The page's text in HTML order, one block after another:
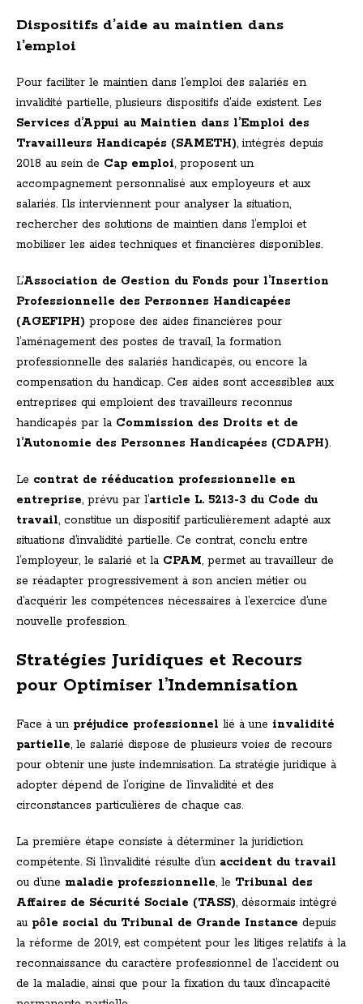
Dispositifs d’aide au maintien dans
l’emploi
Pour faciliter le maintien dans l’emploi des salariés en
invalidité partielle, plusieurs dispositifs d’aide existent. Les
Services d’Appui au Maintien dans l’Emploi des
Travailleurs Handicapés (SAMETH), intégrés depuis
2018 au sein de Cap emploi, proposent un
accompagnement personnalisé aux employeurs et aux
salariés. Ils interviennent pour analyser la situation,
rechercher des solutions de maintien dans l’emploi et
mobiliser les aides techniques et financières disponibles.
L’Association de Gestion du Fonds pour l’Insertion
Professionnelle des Personnes Handicapées
(AGEFIPH) propose des aides financières pour
l’aménagement des postes de travail, la formation
professionnelle des salariés handicapés, ou encore la
compensation du handicap. Ces aides sont accessibles aux
entreprises qui emploient des travailleurs reconnus
handicapés par la Commission des Droits et de
l’Autonomie des Personnes Handicapées (CDAPH).
Le contrat de rééducation professionnelle en
entreprise, prévu par l’article L. 5213-3 du Code du
travail, constitue un dispositif particulièrement adapté aux
situations d’invalidité partielle. Ce contrat, conclu entre
l’employeur, le salarié et la CPAM, permet au travailleur de
se réadapter progressivement à son ancien métier ou
d’acquérir les compétences nécessaires à l’exercice d’une
nouvelle profession.
Stratégies Juridiques et Recours
pour Optimiser l’Indemnisation
Face à un préjudice professionnel lié à une invalidité
partielle, le salarié dispose de plusieurs voies de recours
pour obtenir une juste indemnisation. La stratégie juridique à
adopter dépend de l’origine de l’invalidité et des
circonstances particulières de chaque cas.
La première étape consiste à déterminer la juridiction
compétente. Si l’invalidité résulte d’un accident du travail
ou d’une maladie professionnelle, le Tribunal des
Affaires de Sécurité Sociale (TASS), désormais intégré
au pôle social du Tribunal de Grande Instance depuis
la réforme de 2019, est compétent pour les litiges relatifs à la
reconnaissance du caractère professionnel de l’accident ou
de la maladie, ainsi que pour la fixation du taux d’incapacité